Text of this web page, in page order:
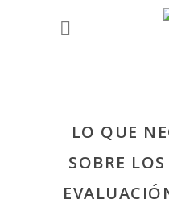
LO QUE
SOBRE